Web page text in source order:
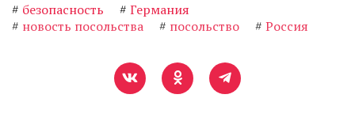
# безопасность # Германия
# новость посольства # посольство # Россия